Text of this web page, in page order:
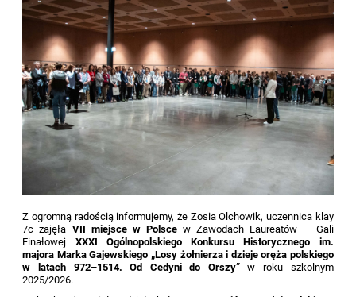
Z ogromną radością informujemy, że Zosia Olchowik, uczennica klay
7c zajęła VII miejsce w Polsce w Zawodach Laureatów – Gali
Finałowej XXXI Ogólnopolskiego Konkursu Historycznego im.
majora Marka Gajewskiego „Losy żołnierza i dzieje oręża polskiego
w latach 972–1514. Od Cedyni do Orszy”w roku szkolnym
2025/2026.